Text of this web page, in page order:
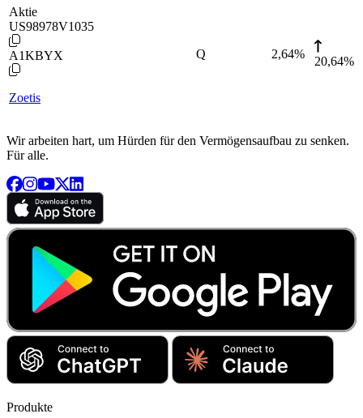
Aktie
US98978V1035
A1KBYX
Zoetis
Q 2,64%
20,64%
Wir arbeiten hart, um Hürden für den Vermögensaufbau zu senken.
Für alle.
Produkte